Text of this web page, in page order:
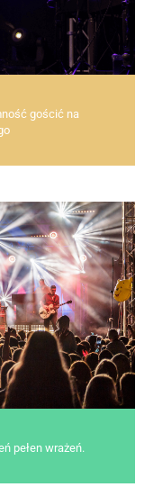
gościć na
pełen wrażeń.